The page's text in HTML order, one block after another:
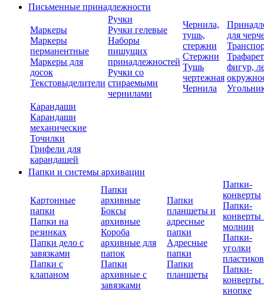
Письменные принадлежности
Маркеры
Маркеры
перманентные
Маркеры для
досок
Текстовыделители
Ручки
Ручки гелевые
Наборы
пишущих
принадлежностей
Ручки со
стираемыми
чернилами
Чернила,
тушь,
стержни
Стержни
Тушь
чертежная
Чернила
для
фигур,
Карандаши
Карандаши
механические
Точилки
Грифели для
карандашей
Папки и системы архивации
Картонные
папки
Папки на
резинках
Папки дело с
завязками
Папки с
клапаном
Папки
архивные
Боксы
архивные
Короба
архивные для
папок
Папки
архивные с
завязками
Папки
планшеты и
адресные
папки
Адресные
папки
Папки
планшеты
Папки-
конверты
Папки-
конверты
молнии
Папки-
уголки
Папки-
конверты
кнопке